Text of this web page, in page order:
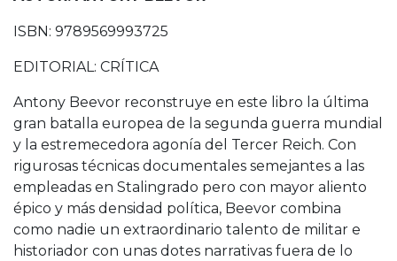
ISBN: 9789569993725
EDITORIAL: CRÍTICA
Antony Beevor reconstruye en este libro la última
gran batalla europea de la segunda guerra mundial
y la estremecedora agonía del Tercer Reich. Con
rigurosas técnicas documentales semejantes a las
empleadas en Stalingrado pero con mayor aliento
épico y más densidad política, Beevor combina
como nadie un extraordinario talento de militar e
historiador con unas dotes narrativas fuera de lo